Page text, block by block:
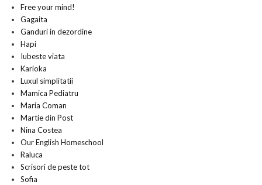
Free your mind!
Gagaita
Ganduri in dezordine
Hapi
Iubeste viata
Karioka
Luxul simplitatii
Mamica Pediatru
Maria Coman
Martie din Post
Nina Costea
Our English Homeschool
Raluca
Scrisori de peste tot
Sofia